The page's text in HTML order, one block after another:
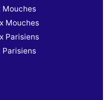
Mouches
Mouches
Parisiens
Parisiens